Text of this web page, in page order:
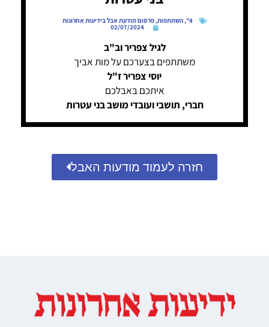
4"
,השתתפות,פרסום מודעת אבל בידיעות אחרונות
02/07/2024
לגיל צפריר וב"ב
משתתפים בצערכם על מות אביך
יוסי צפריר ז"ל
איתכם באבלכם
חברי, תושבי ועובדי מושב בני עטרות
חזרה לעמוד מודעות האבל